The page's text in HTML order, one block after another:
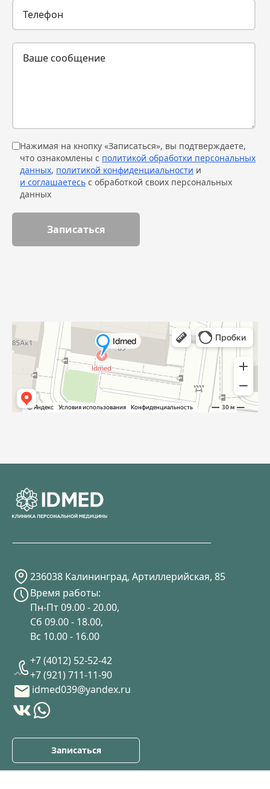
Нажимая на кнопку «Записаться», вы подтверждаете,
что ознакомлены с политикой обработки персональных
данных, политикой конфиденциальности и
и соглашаетесь с обработкой своих персональных
данных
Записаться
236038 Калининград, Артиллерийская, 85
Время работы:
Пн-Пт 09.00 - 20.00,
Сб 09.00 - 18.00,
Вс 10.00 - 16.00
+7 (4012) 52-52-42
+7 (921) 711-11-90
idmed039@yandex.ru
Записаться